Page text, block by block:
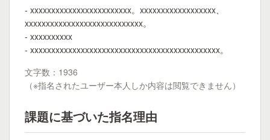
- xxxxxxxxxxxxxxxxxxxxxxxx。xxxxxxxxxxxxxxxxxx、
xxxxxxxxxxxxxxxxxxxxxxxxxxxx。
- xxxxxxxxxx
- xxxxxxxxxxxxxxxxxxxxxxxxxxxxxxxxxxxxxxxxxxxxx。
文字数：1936
（※指名されたユーザー本人しか内容は閲覧できません）
課題に基づいた指名理由